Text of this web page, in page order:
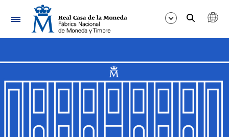
Navegación
Mostrar/Ocultar
Mostrar/Ocultar